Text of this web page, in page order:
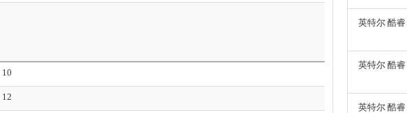
10
12
英特尔 酷睿
英特尔 酷睿
英特尔 酷睿